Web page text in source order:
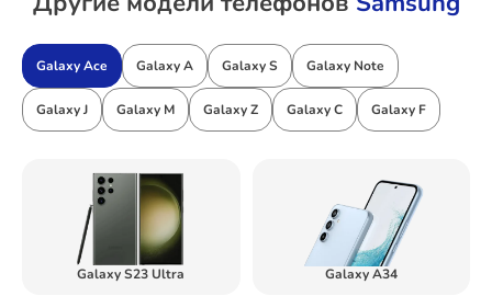
Galaxy Ace Galaxy A Galaxy S Galaxy Note
Galaxy J Galaxy M Galaxy Z Galaxy C Galaxy F
Galaxy S23 Ultra Galaxy A34